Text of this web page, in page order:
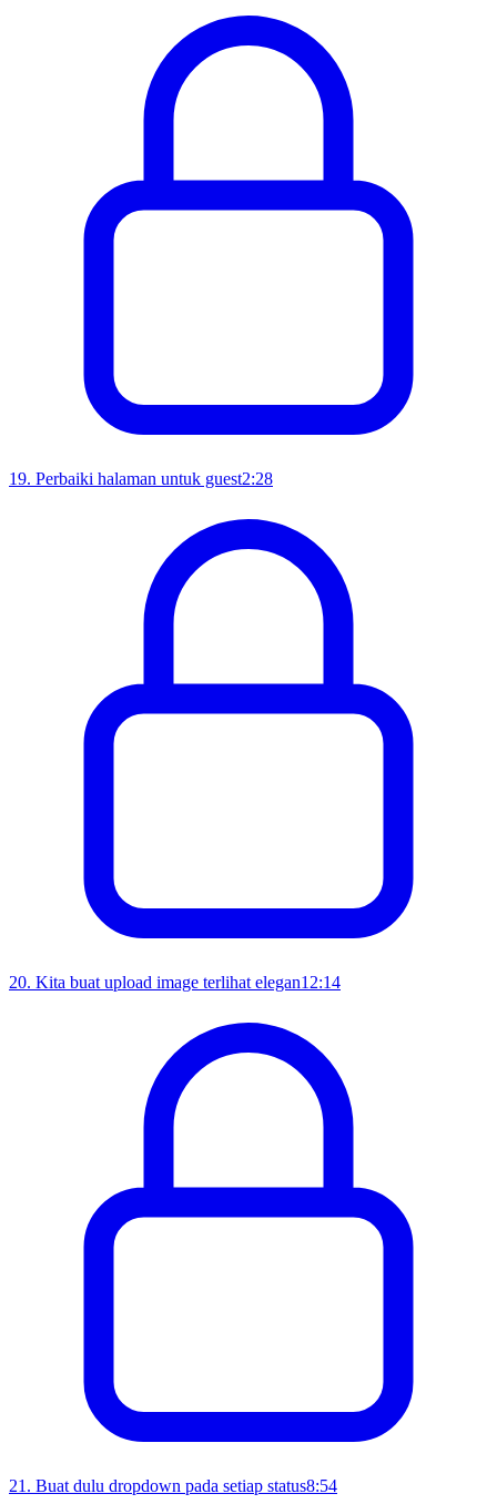
19. Perbaiki halaman untuk guest2:28
20. Kita buat upload image terlihat elegan12:14
21 . Buat dulu dropdown pada setiap status8:54